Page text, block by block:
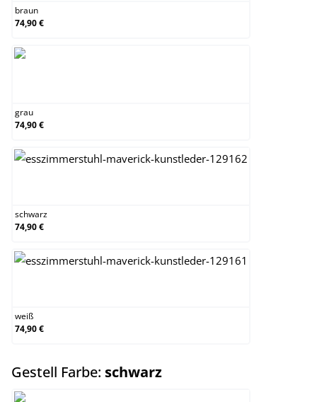
braun
74,90 €
grau
74,90 €
schwarz
74,90 €
weiß
74,90 €
Gestell Farbe: schwarzauswählen